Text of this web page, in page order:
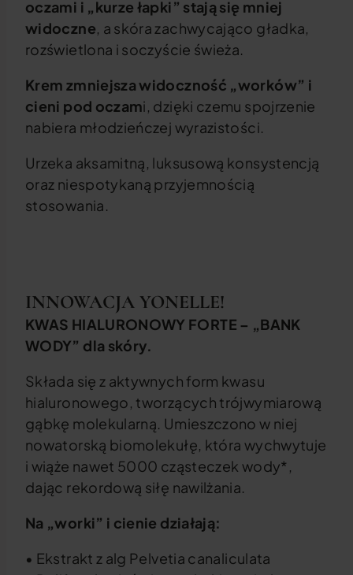
oczami i „kurze łapki” stają się mniej
widoczne, a skóra zachwycająco gładka,
rozświetlona i soczyście świeża.
Krem zmniejsza widoczność „worków” i
cieni pod oczami, dzięki czemu spojrzenie
nabiera młodzieńczej wyrazistości.
Urzeka aksamitną, luksusową konsystencją
oraz niespotykaną przyjemnością
stosowania.
INNOWACJA YONELLE!
KWAS HIALURONOWY FORTE – „BANK
WODY” dla skóry.
Składa się z aktywnych form kwasu
hialuronowego, tworzących trójwymiarową
gąbkę molekularną. Umieszczono w niej
nowatorską biomolekułę, która wychwytuje
i wiąże nawet 5000 cząsteczek wody*,
dając rekordową siłę nawilżania.
Na „worki” i cienie działają:
• Ekstrakt z alg Pelvetia canaliculata